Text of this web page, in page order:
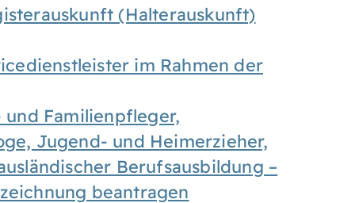
(Halterauskunft)
im Rahmen der
Familienpfleger,
Jugend- und Heimerzieher,
Berufsausbildung –
beantragen